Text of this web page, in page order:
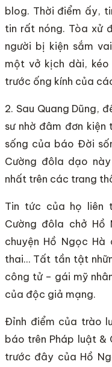
blog. Thời điểm ấy,
tin rất nóng. Tòa xử
người bị kiện sắm
một vở kịch dài, kéo
trước ống kính của
2. Sau Quang Dũng,
sư nhờ đâm đơn kiện
sống của báo Đời
Cường đôla dạo
nhất trên các trang
Tin tức của họ liên
Cường đôla chở Hồ
chuyện Hồ Ngọc
thai… Tất tần tật
công tử – gái mỹ
của độc giả mạng.
Đỉnh điểm của trào
báo trên Pháp luật &
trước đây của Hồ